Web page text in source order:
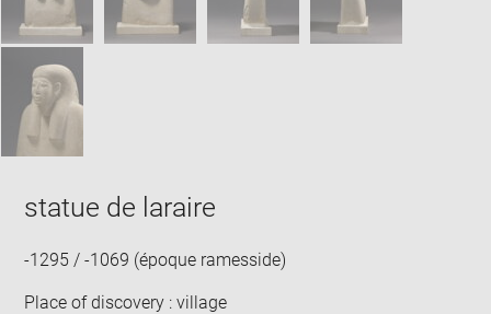
statue de laraire
-1295 / -1069 (époque ramesside)
Place of discovery : village